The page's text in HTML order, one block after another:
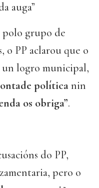
auga”
polo grupo de
o PP aclarou que o
un logro municipal,
políticanin
os obriga”.
do PP,
pero o